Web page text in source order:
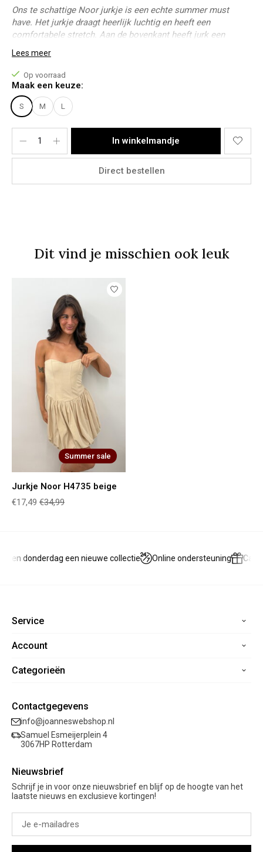
Ons te schattige Noor jurkje is een echte summer must
have. Het jurkje draagt heerlijk luchtig en heeft een
comfortabele stretch. Aan de bovenkant heeft jurk een
ritssluiting en een elastische band, waardoor het mooi
aansluit en prettig zit.
Model Stacey:
Lichaamslengte: 1,73m
Bovenkant: M
Onderkant: 38
Het model draagt een maat M
Materiaal:
Lees meer
Op voorraad
Maak een keuze:
S M L
In winkelmandje
Direct bestellen
Dit vind je misschien ook leuk
Items van productcarrousel
Summer sale
Jurkje Noor H4735 beige
€17,49 €34,99
en donderdag een nieuwe collectie Online ondersteuning
Service
Home
Veelgestelde vragen
Retourneren
Garantie
Account
Registreren
Mijn verlanglijst
Categorieën
Sale
Kleding
Schoenen
Cadeaubon
Contactgegevens
info@joanneswebshop.nl
Samuel Esmeijerplein 4
3067HP Rotterdam
Nieuwsbrief
Schrijf je in voor onze nieuwsbrief en blijf op de hoogte van het
laatste nieuws en exclusieve kortingen!